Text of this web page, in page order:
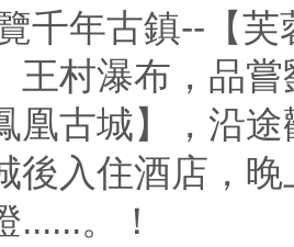
千年古鎮--【
王村瀑布，品
凰古城】，沿
後入住酒店，
......。！